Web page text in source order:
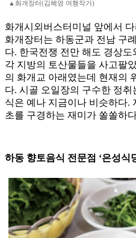
▲화개장터(김혜영 여행작가)
화개시외버스터미널 앞에서
화개장터는 하동군과 전남 구
다. 한국전쟁 전만 해도 경상
각 지방의 토산물들을 사고팔
의 화개교 아래였는데 현재의
다. 시골 오일장의 구수한 정
식은 예나 지금이나 비슷하다.
초를 구경하는 재미가 쏠쏠하
하동 향토음식 전문점 ‘은성식